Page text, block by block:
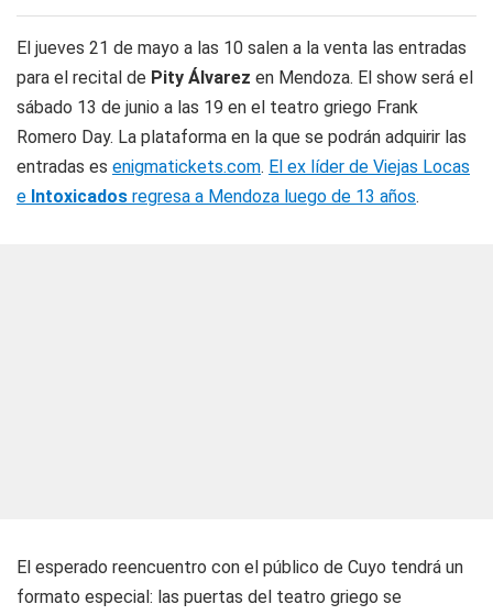
El jueves 21 de mayo a las 10 salen a la venta las entradas
para el recital de Pity Álvarez en Mendoza. El show será el
sábado 13 de junio a las 19 en el teatro griego Frank
Romero Day. La plataforma en la que se podrán adquirir las
entradas es enigmatickets.com. El ex líder de Viejas Locas
e Intoxicados regresa a Mendoza luego de 13 años.
El esperado reencuentro con el público de Cuyo tendrá un
formato especial: las puertas del teatro griego se